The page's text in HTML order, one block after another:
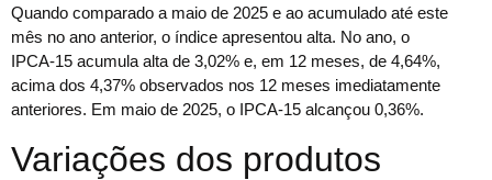
Quando comparado a maio de 2025 e ao acumulado até este
mês no ano anterior, o índice apresentou alta. No ano, o
IPCA-15 acumula alta de 3,02% e, em 12 meses, de 4,64%,
acima dos 4,37% observados nos 12 meses imediatamente
anteriores. Em maio de 2025, o IPCA-15 alcançou 0,36%.
Variações dos produtos